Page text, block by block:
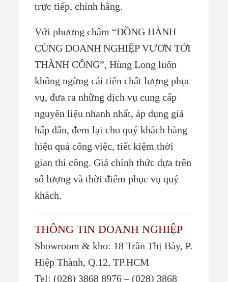
trực tiếp, chính hãng.
Với phương châm “ĐỒNG HÀNH
CÙNG DOANH NGHIỆP VƯƠN TỚI
THÀNH CÔNG”, Hùng Long luôn
không ngừng cải tiến chất lượng phục
vụ, đưa ra những dịch vụ cung cấp
nguyên liệu nhanh nhất, áp dụng giá
hấp dẫn, đem lại cho quý khách hàng
hiệu quả công việc, tiết kiệm thời
gian thi công. Giá chính thức dựa trên
số lượng và thời điểm phục vụ quý
khách.
THÔNG TIN DOANH NGHIỆP
Showroom & kho: 18 Trần Thị Bảy, P.
Hiệp Thành, Q.12, TP.HCM
Tel: (028) 3868 8976 – (028) 3868